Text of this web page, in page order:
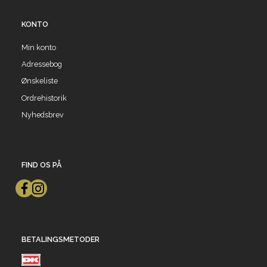
KONTO
Min konto
Adressebog
Ønskeliste
Ordrehistorik
Nyhedsbrev
FIND OS PÅ
BETALINGSMETODER